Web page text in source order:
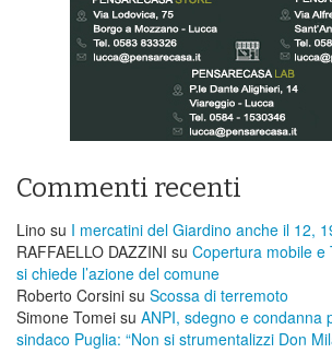
Commenti recenti
Lino su I mercatini del Giardino anche il 12,
RAFFAELLO DAZZINI su ​Copertura mobile e
si chiede l’azione del comune
Roberto Corsini su Scossa di terremoto
Simone Tomei su ANPI, sdegno e condanna
sindaco Puglia: “Non si strumentalizzi Don